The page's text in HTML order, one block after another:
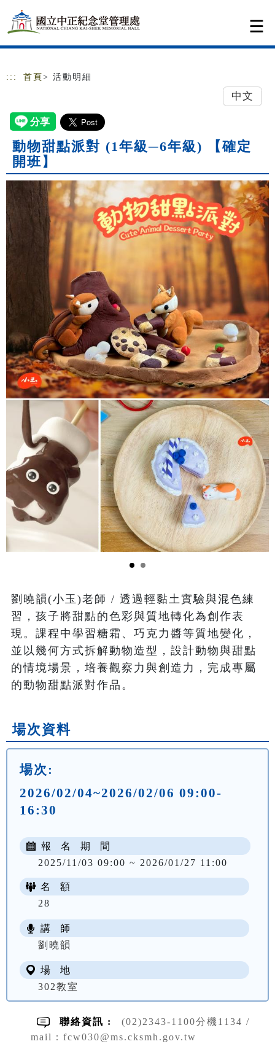
跳到主要內容
網站導覽
::: 首頁 > 活動明細
中文
動物甜點派對 (1年級─6年級) 【確定
開班】
劉曉韻(小玉)老師 / 透過輕黏土實驗與混色練
習，孩子將甜點的色彩與質地轉化為創作表
現。課程中學習糖霜、巧克力醬等質地變化，
並以幾何方式拆解動物造型，設計動物與甜點
的情境場景，培養觀察力與創造力，完成專屬
的動物甜點派對作品。
場次資料
場次:
2026/02/04~2026/02/06 09:00-
16:30
報 名 期 間
2025/11/03 09:00 ~ 2026/01/27 11:00
名 額
28
講 師
劉曉韻
場 地
302教室
聯絡資訊 :
(02)2343-1100分機1134 /
mail：fcw030@ms.cksmh.gov.tw